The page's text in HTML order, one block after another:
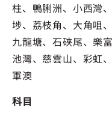
柱、鴨脷洲、小西灣
埗、荔枝角、大角咀
九龍塘、石硤尾、樂
池灣、慈雲山、彩虹
軍澳
科目